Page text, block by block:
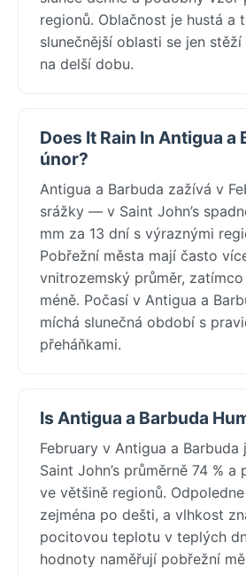
regionů. Oblačnost je hustá a
slunečnější oblasti se jen
na delší dobu.
Does It Rain In Antigua a
únor?
Antigua a Barbuda zažívá v
srážky — v Saint John’s
mm za 13 dní s výraznými
Pobřežní města mají často
vnitrozemský průměr,
méně. Počasí v Antigua a
míchá slunečná období s
přeháňkami.
Is Antigua a Barbuda
February v Antigua a
Saint John’s průměrně 74 % a
ve většině regionů.
zejména po dešti, a vlhkost
pocitovou teplotu v teplých
hodnoty naměřují pobřežní